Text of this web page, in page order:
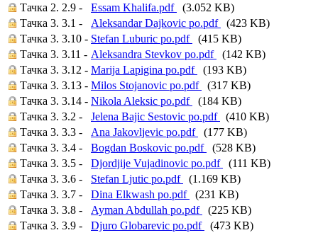
Тачка 2. 2.9 -
Essam Khalifa.pdf
(3.052 KB)
Тачка 3. 3.1 -
Aleksandar Dajkovic po.pdf
(423 KB)
Тачка 3. 3.10 - Stefan Luburic po.pdf
(415 KB)
Тачка 3. 3.11 - Aleksandra Stevkov po.pdf
(142 KB)
Тачка 3. 3.12 - Marija Lapigina po.pdf
(193 KB)
Тачка 3. 3.13 - Milos Stojanovic po.pdf
(317 KB)
Тачка 3. 3.14 - Nikola Aleksic po.pdf
(184 KB)
Тачка 3. 3.2 -
Jelena Bajic Sestovic po.pdf
(410 KB)
Тачка 3. 3.3 -
Ana Jakovljevic po.pdf
(177 KB)
Тачка 3. 3.4 -
Bogdan Boskovic po.pdf
(528 KB)
Тачка 3. 3.5 -
Djordjije Vujadinovic po.pdf
(111 KB)
Тачка 3. 3.6 -
Stefan Ljutic po.pdf
(1.169 KB)
Тачка 3. 3.7 -
Dina Elkwash po.pdf
(231 KB)
Тачка 3. 3.8 -
Ayman Abdullah po.pdf
(225 KB)
Тачка 3. 3.9 -
Djuro Globarevic po.pdf (473 KB)